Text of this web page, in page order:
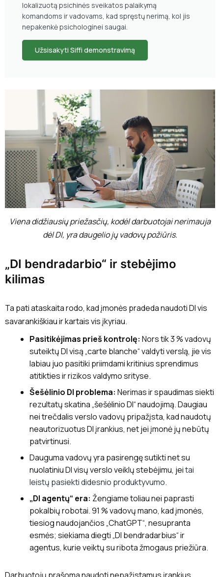
lokalizuotą psichinės sveikatos palaikymą
komandoms ir vadovams, kad spręstų nerimą, kol jis
nepakenkė psichologinei saugai.
Užsisakyti Siffi demonstravimą
Viena didžiausių priežasčių, kodėl darbuotojai nerimauja
dėl DI, yra daugelio jų vadovų požiūris.
„DI bendradarbio“ ir stebėjimo
kilimas
Ta pati ataskaita rodo, kad įmonės pradeda naudoti DI vis
savarankiškiau ir kartais vis įkyriau.
Pasitikėjimas prieš kontrolę: Nors tik 3 % vadovų
suteiktų DI visą „carte blanche“ valdyti verslą, jie vis
labiau juo pasitiki priimdami kritinius sprendimus
atitikties ir rizikos valdymo srityse.
Šešėlinio DI problema: Nerimas ir spaudimas siekti
rezultatų skatina „šešėlinio DI“ naudojimą. Daugiau
nei trečdalis verslo vadovų pripažįsta, kad naudotų
neautorizuotus DI įrankius, net jei įmonė jų nebūtų
patvirtinusi.
Dauguma vadovų yra pasirengę sutikti net su
nuolatiniu DI visų verslo veiklų stebėjimu, jeitai
leistų pasiekti didesnio produktyvumo.
„DI agentų“ era: Žengiame toliau nei paprasti
pokalbių robotai. 91 % vadovų mano, kad įmonės,
tiesiog naudojančios „ChatGPT“, nesupranta
esmės; siekiama diegti „DI bendradarbius“ ir
agentus, kurie veiktų su ribota žmogaus priežiūra.